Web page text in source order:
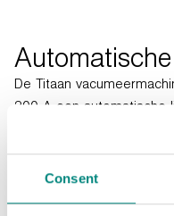
Consent
De Titaan
200 A een automatische
verpakkingsproces. Dit
van de operator
andere aspecten van